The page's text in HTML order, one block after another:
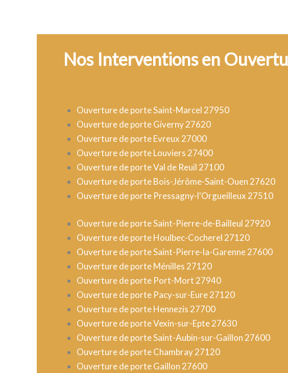
Nos Interventions en
Ouverture de porte Saint-Marcel 27950
Ouverture de porte Giverny 27620
Ouverture de porte Evreux 27000
Ouverture de porte Louviers 27400
Ouverture de porte Val de Reuil 27100
Ouverture de porte Bois-Jérôme-Saint-Ouen 27620
Ouverture de porte Pressagny-l'Orgueilleux 27510
Ouverture de porte Saint-Pierre-de-Bailleul 27920
Ouverture de porte Houlbec-Cocherel 27120
Ouverture de porte Saint-Pierre-la-Garenne 27600
Ouverture de porte Ménilles 27120
Ouverture de porte Port-Mort 27940
Ouverture de porte Pacy-sur-Eure 27120
Ouverture de porte Hennezis 27700
Ouverture de porte Vexin-sur-Epte 27630
Ouverture de porte Saint-Aubin-sur-Gaillon 27600
Ouverture de porte Chambray 27120
Ouverture de porte Gaillon 27600